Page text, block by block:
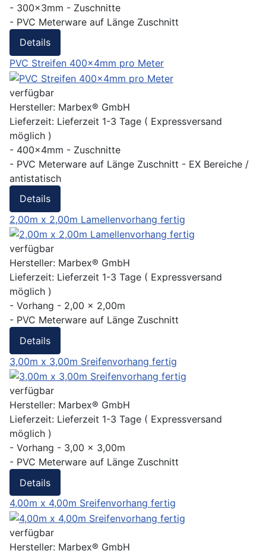
- 300x3mm - Zuschnitte
- PVC Meterware auf Länge Zuschnitt
Details
PVC Streifen 400x4mm pro Meter
verfügbar
Hersteller: Marbex® GmbH
Lieferzeit: Lieferzeit 1-3 Tage ( Expressversand
möglich )
- 400x4mm - Zuschnitte
- PVC Meterware auf Länge Zuschnitt - EX Bereiche /
antistatisch
Details
2,00m x 2,00m Lamellenvorhang fertig
verfügbar
Hersteller: Marbex® GmbH
Lieferzeit: Lieferzeit 1-3 Tage ( Expressversand
möglich )
- Vorhang - 2,00 x 2,00m
- PVC Meterware auf Länge Zuschnitt
Details
3,00m x 3,00m Sreifenvorhang fertig
verfügbar
Hersteller: Marbex® GmbH
Lieferzeit: Lieferzeit 1-3 Tage ( Expressversand
möglich )
- Vorhang - 3,00 x 3,00m
- PVC Meterware auf Länge Zuschnitt
Details
4,00m x 4,00m Sreifenvorhang fertig
verfügbar
Hersteller: Marbex® GmbH